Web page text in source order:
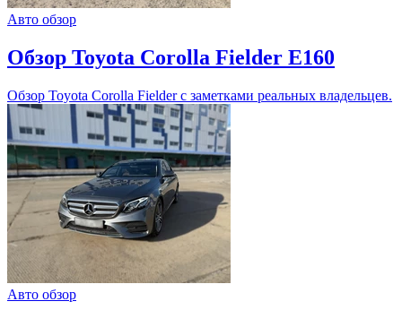
Авто обзор
Обзор Toyota Corolla Fielder E160
Обзор Toyota Corolla Fielder с заметками реальных владельцев.
Авто обзор